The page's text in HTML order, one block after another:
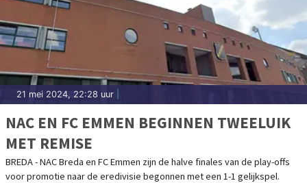
21 mei 2024, 22:28 uur
NAC EN FC EMMEN BEGINNEN TWEELUIK
MET REMISE
BREDA - NAC Breda en FC Emmen zijn de halve finales van de play-offs
voor promotie naar de eredivisie begonnen met een 1-1 gelijkspel.